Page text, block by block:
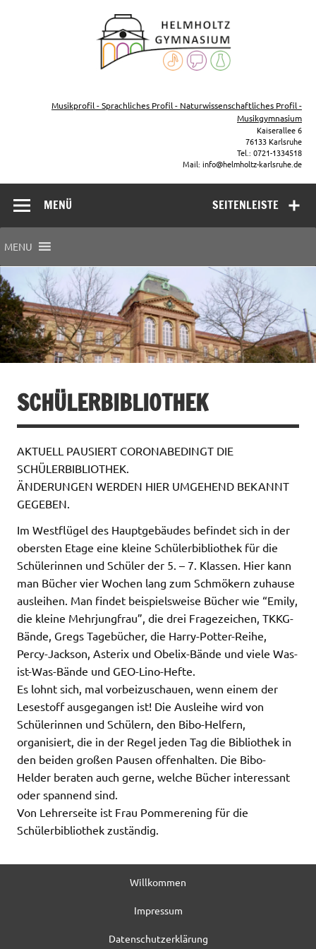
Musikprofil - Sprachliches Profil - Naturwissenschaftliches Profil -
Musikgymnasium
Kaiserallee 6
76133 Karlsruhe
Tel.: 0721-1334518
Mail: info@helmholtz-karlsruhe.de
SEITENLEISTE
MENÜ
MENU
SCHÜLERBIBLIOTHEK
AKTUELL PAUSIERT CORONABEDINGT DIE
SCHÜLERBIBLIOTHEK.
ÄNDERUNGEN WERDEN HIER UMGEHEND BEKANNT
GEGEBEN.
Im Westflügel des Hauptgebäudes befindet sich in der
obersten Etage eine kleine Schülerbibliothek für die
Schülerinnen und Schüler der 5. – 7. Klassen. Hier kann
man Bücher vier Wochen lang zum Schmökern zuhause
ausleihen. Man findet beispielsweise Bücher wie “Emily,
die kleine Mehrjungfrau”, die drei Fragezeichen, TKKG-
Bände, Gregs Tagebücher, die Harry-Potter-Reihe,
Percy-Jackson, Asterix und Obelix-Bände und viele Was-
ist-Was-Bände und GEO-Lino-Hefte.
Es lohnt sich, mal vorbeizuschauen, wenn einem der
Lesestoff ausgegangen ist! Die Ausleihe wird von
Schülerinnen und Schülern, den Bibo-Helfern,
organisiert, die in der Regel jeden Tag die Bibliothek in
den beiden großen Pausen offenhalten. Die Bibo-
Helder beraten auch gerne, welche Bücher interessant
oder spannend sind.
Von Lehrerseite ist Frau Pommerening für die
Schülerbibliothek zuständig.
Willkommen
Impressum
Datenschutzerklärung